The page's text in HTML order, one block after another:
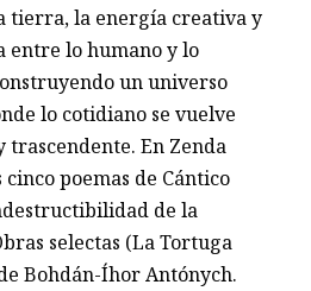
tierra, la energía creativa y
entre lo humano y lo
un universo
lo cotidiano se vuelve
trascendente. En Zenda
cinco poemas de Cántico
de la
selectas (La Tortuga
Bohdán-Íhor Antónych.